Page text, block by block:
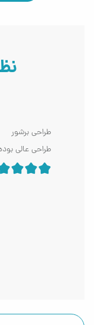
طراحی برشور
طراحی عالی